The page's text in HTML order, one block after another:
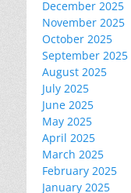
December 2025
November 2025
October 2025
September 2025
August 2025
July 2025
June 2025
May 2025
April 2025
March 2025
February 2025
January 2025